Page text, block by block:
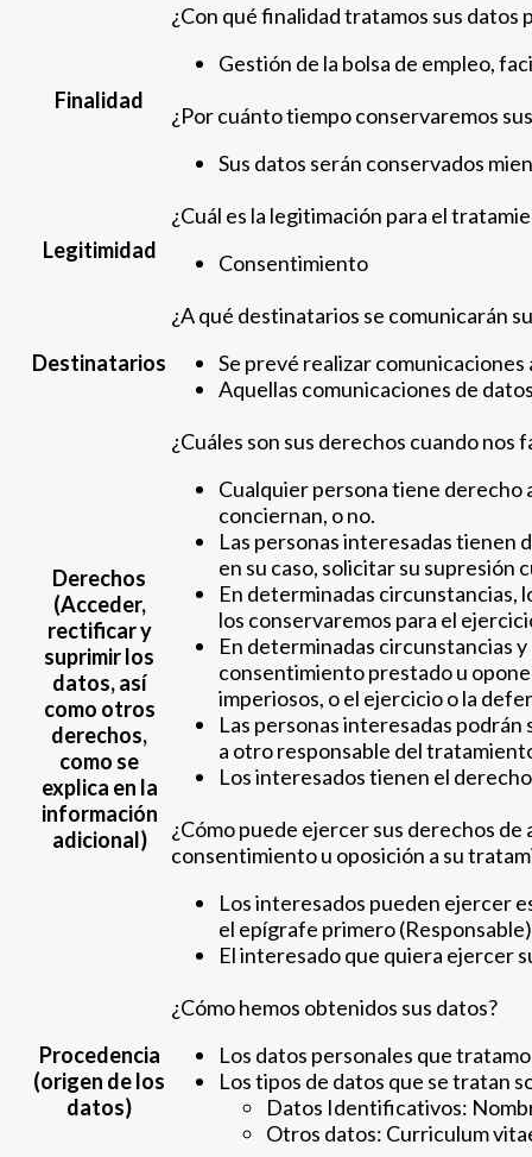
Finalidad
¿Con qué finalidad tratamos sus datos
Gestión de la bolsa de empleo,
¿Por cuánto tiempo conservaremos
Sus datos serán conservados
Legitimidad
¿Cuál es la legitimación para el
Consentimiento
Destinatarios
¿A qué destinatarios se comunicarán
Se prevé realizar
Aquellas comunicaciones de
Derechos
(Acceder,
rectificar y
suprimir los
datos, así
como otros
derechos,
como se
explica en la
información
adicional)
¿Cuáles son sus derechos cuando nos
Cualquier persona tiene derecho
conciernan, o no.
Las personas interesadas tienen
en su caso, solicitar su supresión
En determinadas circunstancias,
los conservaremos para el
En determinadas circunstancias
consentimiento prestado u
imperiosos, o el ejercicio o la
Las personas interesadas podrán
a otro responsable del
Los interesados tienen el
¿Cómo puede ejercer sus derechos
consentimiento u oposición a su
Los interesados pueden ejercer
el epígrafe primero
El interesado que quiera ejercer
Procedencia
(origen de los
datos)
¿Cómo hemos obtenidos sus datos?
Los datos personales que
Los tipos de datos que se tratan
Datos Identificativos:
Otros datos: Curriculum